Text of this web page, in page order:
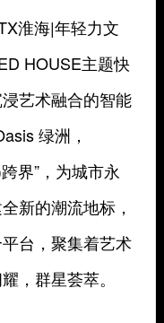
淮海|年轻力文
HOUSE主题快
艺术融合的智能
绿洲，
界”，为城市永
新的潮流地标，
台，聚集着艺术
，群星荟萃。